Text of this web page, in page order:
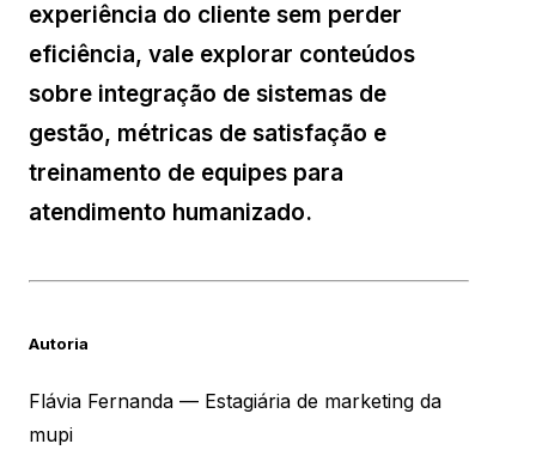
experiência do cliente sem perder
eficiência, vale explorar conteúdos
sobre integração de sistemas de
gestão, métricas de satisfação e
treinamento de equipes para
atendimento humanizado.
Autoria
Flávia Fernanda — Estagiária de marketing da
mupi